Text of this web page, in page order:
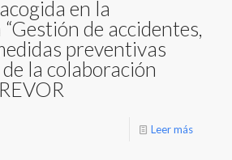
en la
de accidentes,
preventivas
la colaboración
Leer más